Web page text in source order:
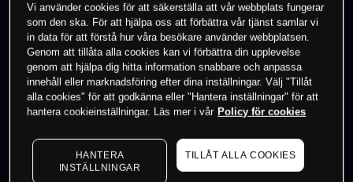
0% av kunderna har en position i detta
instrument
Börja handla
Vi använder cookies för att säkerställa att vår webbplats fungerar
som den ska. För att hjälpa oss att förbättra vår tjänst samlar vi
in data för att förstå hur våra besökare använder webbplatsen.
Genom att tillåta alla cookies kan vi förbättra din upplevelse
genom att hjälpa dig hitta information snabbare och anpassa
innehåll eller marknadsföring efter dina inställningar. Välj "Tillåt
alla cookies" för att godkänna eller "Hantera inställningar" för att
hantera cookieinställningar. Läs mer i vår Policy för cookies
HANTERA
INSTÄLLNINGAR
TILLÅT ALLA COOKIES